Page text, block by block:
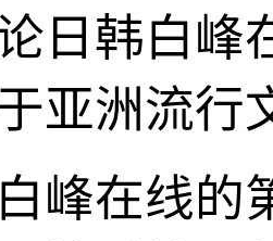
日韩白峰
亚洲流行
峰在线的